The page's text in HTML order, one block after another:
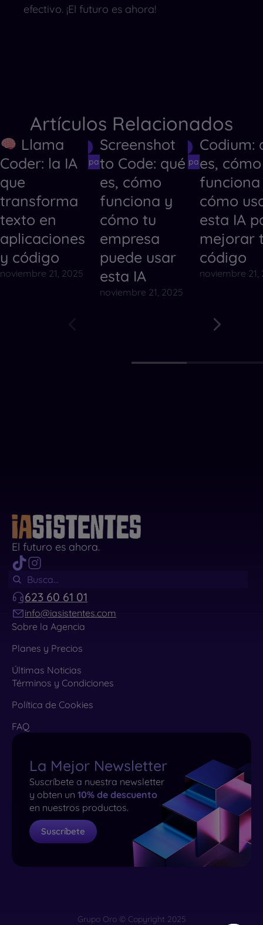
efectivo. ¡El futuro es ahora!
Artículos Relacionados
Herramientas de IA
Herramientas de IA para Crear Códigos
Llama
Coder: la IA
que
transforma
texto en
aplicaciones
y código
noviembre 21, 2025
Herramientas de IA
Herramientas de IA para Crear
Screenshot
to Code: qué
es, cómo
funciona y
cómo tu
empresa
puede usar
esta IA
noviembre 21, 2025
Codium:
es, cómo
cómo
esta IA
mejorar
código
noviembre 21,
El futuro es ahora.
623 60 61 01
info@iasistentes.com
Sobre la Agencia
Planes y Precios
Últimas Noticias
Términos y Condiciones
Política de Cookies
FAQ
La Mejor Newsletter
Suscríbete a nuestra newsletter
y obten un 10% de descuento
en nuestros productos.
Suscríbete
Grupo Oro © Copyright 2025